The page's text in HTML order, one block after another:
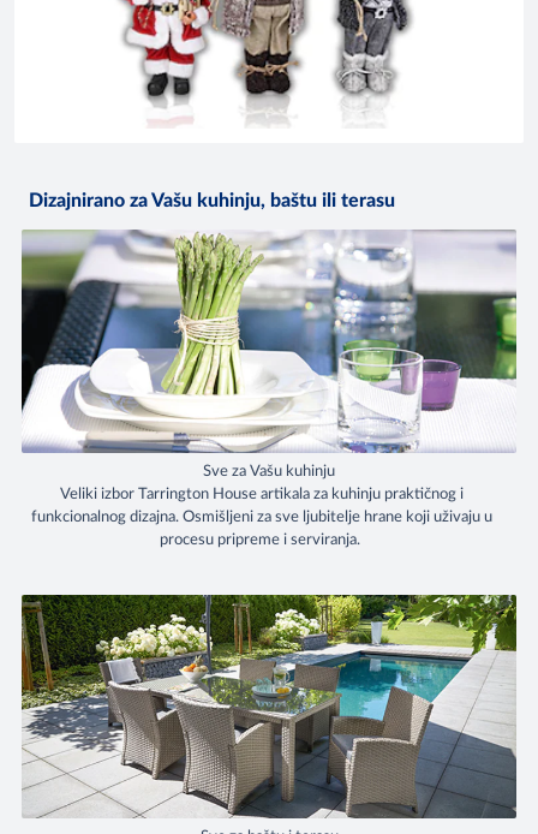
Dizajnirano za Vašu kuhinju, baštu ili terasu
Sve za Vašu kuhinju
Veliki izbor Tarrington House artikala za kuhinju praktičnog i
funkcionalnog dizajna. Osmišljeni za sve ljubitelje hrane koji uživaju u
procesu pripreme i serviranja.